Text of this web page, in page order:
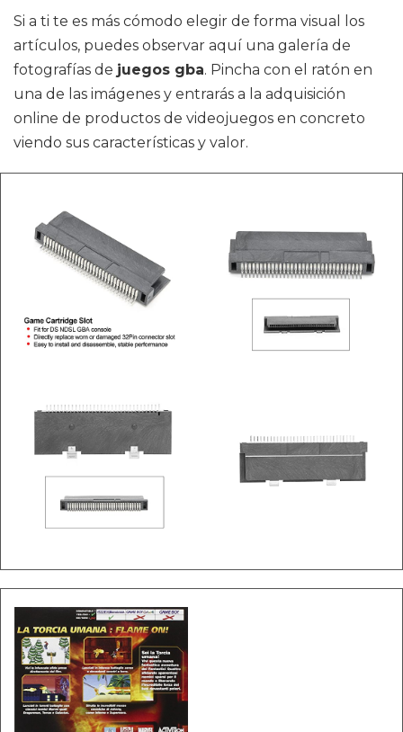
Si a ti te es más cómodo elegir de forma visual los
artículos, puedes observar aquí una galería de
fotografías de juegos gba. Pincha con el ratón en
una de las imágenes y entrarás a la adquisición
online de productos de videojuegos en concreto
viendo sus características y valor.